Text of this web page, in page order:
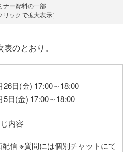
ナー資料の一部
リックで拡大表示］
のとおり。
26日(金) 17:00～18:00
5日(金) 17:00～18:00
内容
配信 ※質問には個別チャットにて